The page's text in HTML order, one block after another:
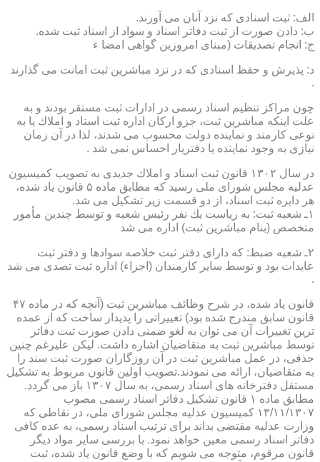
الف: ثبت اسنادی كه نزد آنان می آورند.
ب: دادن صورت از ثبت دفاتر اسناد و سواد از اسناد ثبت شده.
ج: انجام تصدیقات (مبنای امروزین گواهی امضا ء
د: پذیرش و حفظ اسنادی كه در نزد مباشرین ثبت امانت می گذارند
.
چون مراكز تنظیم اسناد رسمی در ادارات ثبت مستقر بودند و به
علت اینكه مباشرین ثبت، جزو اركان اداره ثبت اسناد و املاك یا به
نوعی كارمند و نماینده دولت محسوب می شدند، لذا در آن زمان
نیازی به وجود نماینده یا دفتریار احساس نمی شد .
در سال ۱۳۰۲ قانون ثبت اسناد و املاك جدیدی به تصویب كمیسیون
عدلیه مجلس شورای ملی رسید كه مطابق ماده ۵ قانون یاد شده،
هر دایره ثبت اسناد، از دو قسمت زیر تشكیل می شد.
۱ـ شعبه ثبت: به ریاست یك نفر رئیس شعبه و توسط چندین مأمور
متخصص (بنام مباشرین ثبت) اداره می شد
۲ـ شعبه ضبط: كه دارای دفتر ثبت خلاصه سوادها و دفتر ثبت
عایدات بود و توسط سایر كارمندان (اجزاء) اداره ثبت تصدی می شد
.
قانون یاد شده، در شرح وظائف مباشرین ثبت (آنچه كه در ماده ۴۷
قانون سابق مندرج شده بود) تغییراتی را پدیدار ساخت كه از عمده
ترین تغییرات آن می توان به لغو ضمنی دادن صورت ثبت دفاتر
توسط مباشرین ثبت به متقاضیان اشاره داشت. لیكن علیرغم چنین
حذفی، در عمل مباشرین ثبت در آن روزگاران صورت ثبت سند را
به متقاضیان، ارائه می نمودند.تصویب اولین قانون مربوط به تشكیل
مستقل دفترخانه های اسناد رسمی، به سال ۱۳۰۷ باز می گردد.
مطابق ماده ۱ قانون تشكیل دفاتر اسناد رسمی مصوب
۱۳/۱۱/۱۳۰۷ كمیسیون عدلیه مجلس شورای ملی، در نقاطی كه
وزارت عدلیه مقتضی بداند برای ترتیب اسناد رسمی، به عده كافی
دفاتر اسناد رسمی معین خواهد نمود. با بررسی سایر مواد دیگر
قانون مرقوم، متوجه می شویم كه با وضع قانون یاد شده، ثبت